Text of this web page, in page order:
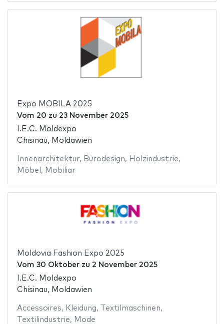
Expo MOBILA 2025
Vom 20 zu 23 November 2025
I.E.C. Moldexpo
Chisinau, Moldawien
Innenarchitektur, Bürodesign, Holzindustrie,
Möbel , Mobiliar
Moldovia Fashion Expo 2025
Vom 30 Oktoberzu 2 November 2025
I.E.C. Moldexpo
Chisinau, Moldawien
Accessoires, Kleidung, Textilmaschinen,
Textilindustrie, Mode